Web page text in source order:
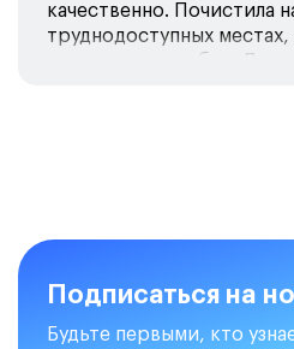
качественно. Почистила
труднодоступных
Подписаться на
Будьте первыми, кто